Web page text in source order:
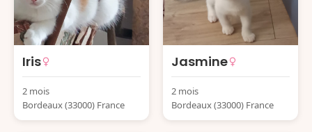
Iris
2 mois
Bordeaux (33000) France
Jasmine
2 mois
Bordeaux (33000) France